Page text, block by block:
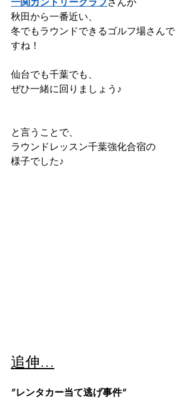
秋田から一番近い、
冬でもラウンドできるゴルフ場さんで
すね！
仙台でも千葉でも、
ぜひ一緒に回りましょう♪
と言うことで、
ラウンドレッスン千葉強化合宿の
様子でした♪
追伸…
”レンタカー当て逃げ事件”